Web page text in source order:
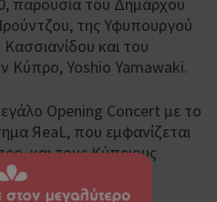
της Υφυπουργού
και του
Κύπρο, Yoshio Yamawaki.
Opening Concert με το
ЯeaL, που εμφανίζεται
και τους Κύπριους